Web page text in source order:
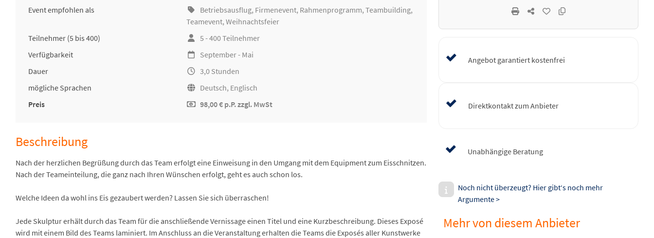
Event empfohlen als
Betriebsausflug, Firmenevent, Rahmenprogramm,Teambuilding,
Teamevent,Weihnachtsfeier
Teilnehmer (5 bis 400)
5 - 400 Teilnehmer
Verfügbarkeit
September - Mai
Dauer
3,0 Stunden
mögliche Sprachen
Deutsch, Englisch
Preis
98,00 € p.P. zzgl. MwSt
Beschreibung
Nach der herzlichen Begrüßung durch das Team erfolgt eine Einweisung in den Umgang mit dem Equipment zum Eisschnitzen.
Nach der Teameinteilung, die ganz nach Ihren Wünschen erfolgt, geht es auch schon los.
Welche Ideen da wohl ins Eis gezaubert werden? Lassen Sie sich überraschen!
Jede Skulptur erhält durch das Team für die anschließende Vernissage einen Titel und eine Kurzbeschreibung. Dieses Exposé
wird mit einem Bild des Teams laminiert. Im Anschluss an die Veranstaltung erhalten die Teams die Exposés aller Kunstwerke
Angebot garantiert kostenfrei
Direktkontakt zum Anbieter
Unabhängige Beratung
Noch nicht überzeugt? Hier gibt‘s noch mehr
Argumente >
Mehr von diesem Anbieter